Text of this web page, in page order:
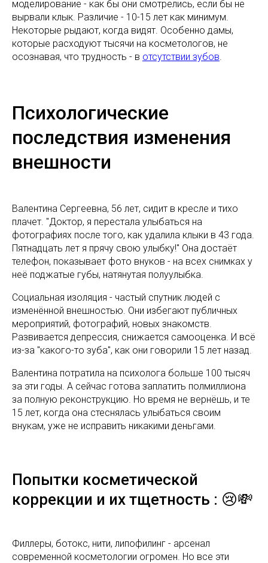
моделирование - как бы они смотрелись, если бы не
вырвали клык. Различие - 10-15 лет как минимум.
Некоторые рыдают, когда видят. Особенно дамы,
которые расходуют тысячи на косметологов, не
осознавая, что трудность - в отсутствии зубов
Психологические
последствия изменения
внешности
Валентина Сергеевна, 56 лет, сидит в кресле и тихо
плачет. "Доктор, я перестала улыбаться на
фотографиях после того, как удалила клыки в 43 года.
Пятнадцать лет я прячу свою улыбку!" Она достаёт
телефон, показывает фото внуков - на всех снимках у
неё поджатые губы, натянутая полуулыбка.
Социальная изоляция - частый спутник людей с
изменённой внешностью. Они избегают публичных
мероприятий, фотографий, новых знакомств.
Развивается депрессия, снижается самооценка. И всё
из-за "какого-то зуба", как они говорили 15 лет назад.
Валентина потратила на психолога больше 100 тысяч
за эти годы. А сейчас готова заплатить полмиллиона
за полную реконструкцию. Но время не вернёшь, и те
15 лет, когда она стеснялась улыбаться своим
внукам, уже не исправить никакими деньгами.
Попытки косметической
коррекции и их тщетность : 😢💸
Филлеры, ботокс, нити, липофилинг - арсенал
современной косметологии огромен. Но все эти